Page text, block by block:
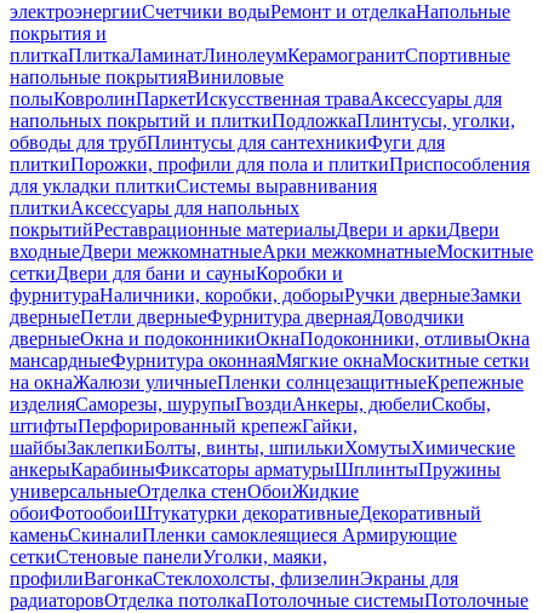
электроэнергииСчетчики водыРемонт и отделкаНапольные
покрытия и
плиткаПлиткаЛаминатЛинолеумКерамогранитСпортивные
напольные покрытияВиниловые
полыКовролинПаркетИскусственная траваАксессуары для
напольных покрытий и плиткиПодложкаПлинтусы, уголки,
обводы для трубПлинтусы для сантехникиФуги для
плиткиПорожки, профили для пола и плиткиПриспособления
для укладки плиткиСистемы выравнивания
плиткиАксессуары для напольных
покрытийРеставрационные материалыДвери и аркиДвери
входныеДвери межкомнатныеАрки межкомнатныеМоскитные
сеткиДвери для бани и сауныКоробки и
фурнитураНаличники, коробки, доборыРучки дверныеЗамки
дверныеПетли дверныеФурнитура двернаяДоводчики
дверныеОкна и подоконникиОкнаПодоконники, отливыОкна
мансардныеФурнитура оконнаяМягкие окнаМоскитные сетки
на окнаЖалюзи уличныеПленки солнцезащитныеКрепежные
изделияСаморезы, шурупыГвоздиАнкеры, дюбелиСкобы,
штифтыПерфорированный крепежГайки,
шайбыЗаклепкиБолты, винты, шпилькиХомутыХимические
анкерыКарабиныФиксаторы арматурыШплинтыПружины
универсальныеОтделка стенОбоиЖидкие
обоиФотообоиШтукатурки декоративныеДекоративный
каменьСкиналиПленки самоклеящиеся Армирующие
сеткиСтеновые панелиУголки, маяки,
профилиВагонкаСтеклохолсты, флизелинЭкраны для
радиаторовОтделка потолкаПотолочные системыПотолочные